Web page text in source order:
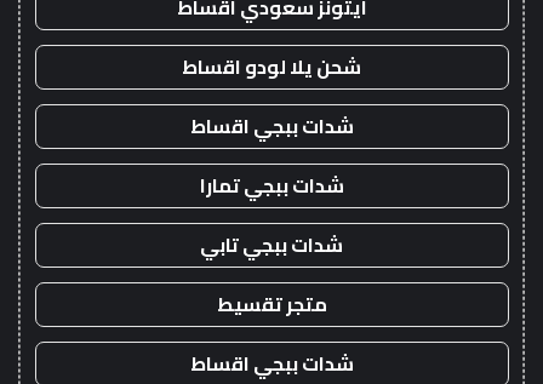
ايتونز سعودي اقساط
شحن يلا لودو اقساط
شدات ببجي اقساط
شدات ببجي تمارا
شدات ببجي تابي
متجر تقسيط
شدات ببجي اقساط